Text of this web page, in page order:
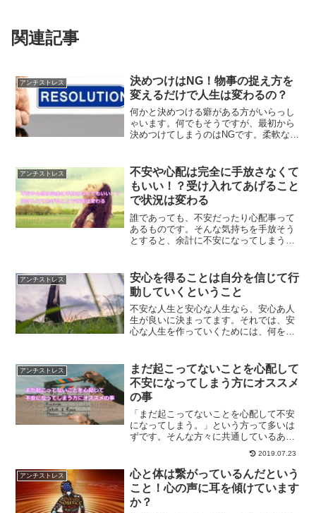
関連記事
アンチストレス
決めつけはNG！物事の捉え方を
変えるだけで人生は変わるの？
何かと決めつける癖がある方がいらっし
ゃいます。何でもそうですが、最初から
決めつけてしまうのはNGです。柔軟な考
とも出来るようになります。
アンチストレス
不安や心配は完全に手放さなくて
もいい！？受け入れてあげること
で状況は変わる
誰であっても、不安だったり心配事って
あるものです。そんな気持ちを手放そう
とすると、余計に不安になってしまう事
す。不安や心配ごとができた時どうすれ
ばいいのかについて解説します。
アンチストレス
安心を得ることは自分を信じて行
動していくということ
不安な人生と安心な人生なら、安心あ人
生が良いに決まってます。それでは、安
心な人生を作っていくためには、何をし
ていくことについて、解説していきま
す。
アンチストレス
まだ起こってないことを心配して
不安になってしまう方にオススメ
の事
「まだ起こってないことを心配して不安
になってしまう。」という方って多いは
ずです。そんな方々に共通しているある
こととは？起こってもいない事に不安に
なってしまう理由と思考を変えること
で、心配性から卒業する方法をご紹介し
ます。
2019.07.23
アンチストレス
心と体は繋がっているんだという
こと！心の声に耳を傾けています
か？